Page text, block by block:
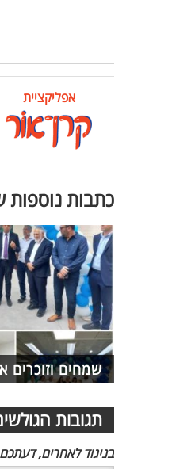
אפליקציית
כתבות נוספות
שמחים וזוכרים
תגובות
בניגוד לאחרים,